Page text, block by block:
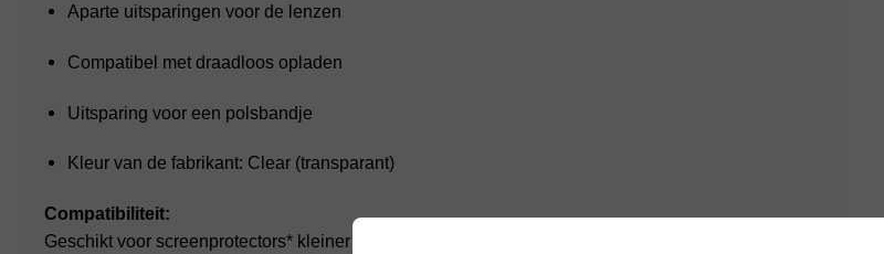
Aparte uitsparingen voor de lenzen
Compatibel met draadloos opladen
Uitsparing voor een polsbandje
Kleur van de fabrikant: Clear (transparant)
Compatibiliteit:
Geschikt voor screenprotectors* kleiner dan (l x b): 16,18 x 7,43 cm